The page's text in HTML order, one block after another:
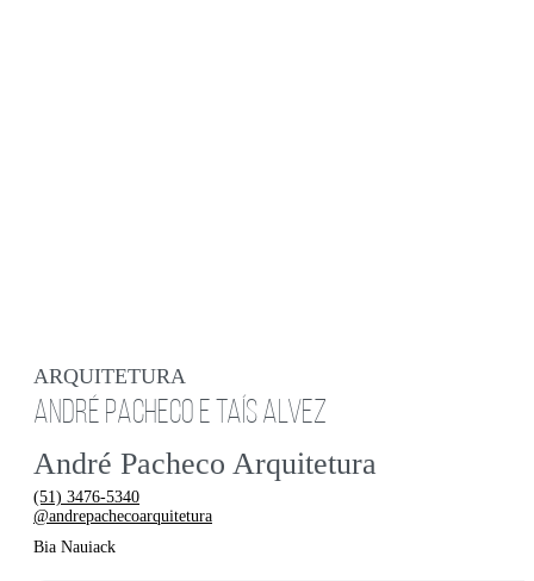
ARQUITETURA
ANDRÉ PACHECO E TAÍS ALVEZ
André Pacheco Arquitetura
(51) 3476-5340
@andrepachecoarquitetura
Bia Nauiack